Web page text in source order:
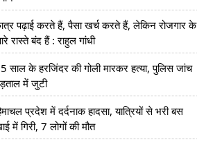
पढ़ाई करते हैं, पैसा खर्च करते हैं, लेकिन रोजगार के
रास्ते बंद हैं : राहुल गांधी
साल के हरजिंदर की गोली मारकर हत्या, पुलिस जांच
में जुटी
प्रदेश में दर्दनाक हादसा, यात्रियों से भरी बस
में गिरी, 7 लोगों की मौत